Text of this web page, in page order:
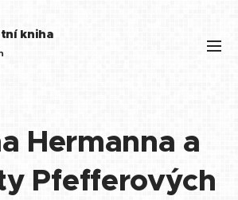
kniha
Hermanna a
Pfefferových